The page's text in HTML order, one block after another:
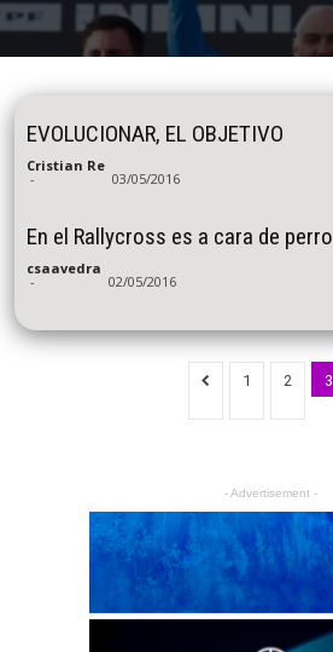
EVOLUCIONAR, EL OBJETIVO
Cristian Re
- 03/05/2016
En el Rallycross es a cara de perro
csaavedra
- 02/05/2016
1 2 3
- Advertisement -